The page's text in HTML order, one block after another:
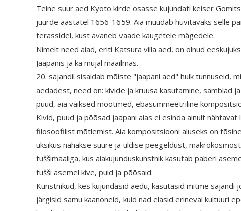
Teine suur aed Kyoto kirde osasse kujundati keiser
juurde aastatel 1656-1659. Aia muudab huvitavaks selle
terassidel, kust avaneb vaade kaugetele mägedele.
Nimelt need aiad, eriti Katsura villa aed, on olnud
Jaapanis ja ka mujal maailmas.
20. sajandil sisaldab mõiste "jaapani aed" hulk tunnuseid,
aedadest, need on: kivide ja kruusa kasutamine, samblad
puud, aia väiksed mõõtmed, ebasümmeetriline
Kivid, puud ja põõsad jaapani aias ei esinda ainult
filosoofilist mõtlemist. Aia kompositsiooni aluseks on
üksikus nähakse suure ja üldise peegeldust,
tuššimaaliga, kus aiakujunduskunstnik kasutab paberi
tušši asemel kive, puid ja põõsaid.
Kunstnikud, kes kujundasid aedu, kasutasid mitme sajandi
järgisid samu kaanoneid, kuid nad elasid erineval kultuuri